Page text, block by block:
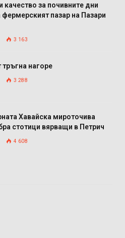
качество за почивните дни
фермерският пазар на Пазари
3 163
тръгна нагоре
3 288
Хавайска мироточива
стотици вярващи в Петрич
4 608